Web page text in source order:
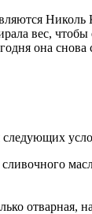
вес, чтобы
она снова
следующих
отварная,